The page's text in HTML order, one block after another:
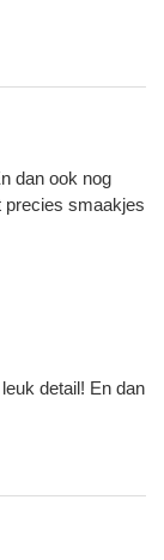
dan ook nog
precies smaakjes
detail! En dan